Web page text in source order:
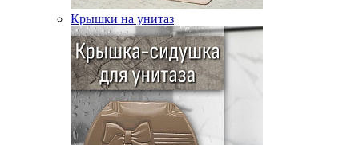
Крышки на унитаз